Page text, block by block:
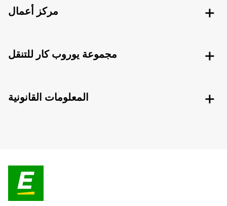
مركز أعمال
مجموعة يوروب كار للتنقل
المعلومات القانونية